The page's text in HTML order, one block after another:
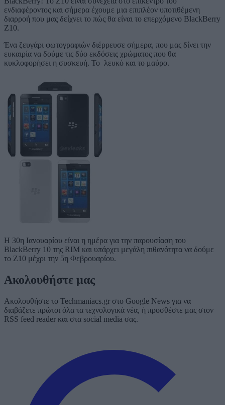
ενδιαφέροντος και σήμερα έχουμε μια επιπλέον υποτιθέμενη
διαρροή που μας δείχνει το πώς θα είναι το επερχόμενο BlackBerry
Z10.
Ένα ζευγάρι φωτογραφιών διέρρευσε σήμερα, που μας δίνει την
ευκαιρία να δούμε τις δύο εκδόσεις χρώματος που θα
κυκλοφορήσει η συσκευή. Το λευκό και το μαύρο.
Η 30η Ιανουαρίου είναι η ημέρα για την παρουσίαση του
BlackBerry 10 της RIM και υπάρχει μεγάλη πιθανότητα να δούμε
το Z10 μέχρι την 5η Φεβρουαρίου.
Ακολουθήστε μας
Ακολουθήστε το Techmaniacs.gr στο Google News για να
διαβάζετε πρώτοι όλα τα τεχνολογικά νέα, ή προσθέστε μας στον
RSS feed reader και στα social media σας.